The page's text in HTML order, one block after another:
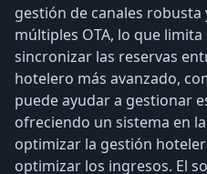
gestión de canales
múltiples OTA, lo que
sincronizar las reservas
hotelero más avanzado,
puede ayudar a gestionar
ofreciendo un sistema en
optimizar la gestión
optimizar los ingresos. El